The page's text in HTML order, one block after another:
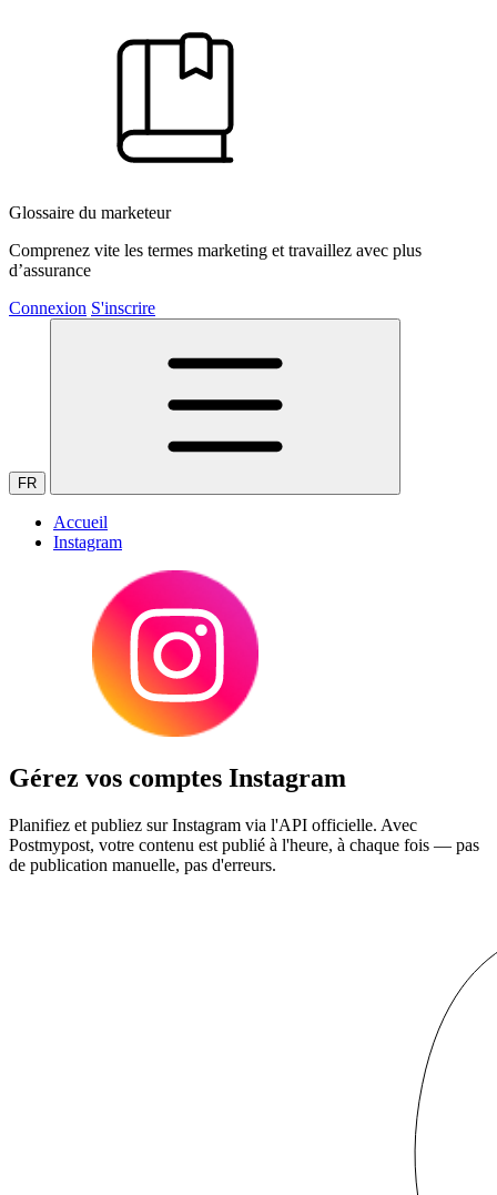
Glossaire du marketeur
Comprenez vite les termes marketing et travaillez avec plus
d’assurance
Connexion S'inscrire
FR
Accueil
Instagram
Gérez vos comptes Instagram
Planifiez et publiez sur Instagram via l'API officielle. Avec
Postmypost, votre contenu est publié à l'heure, à chaque fois — pas
de publication manuelle, pas d'erreurs.